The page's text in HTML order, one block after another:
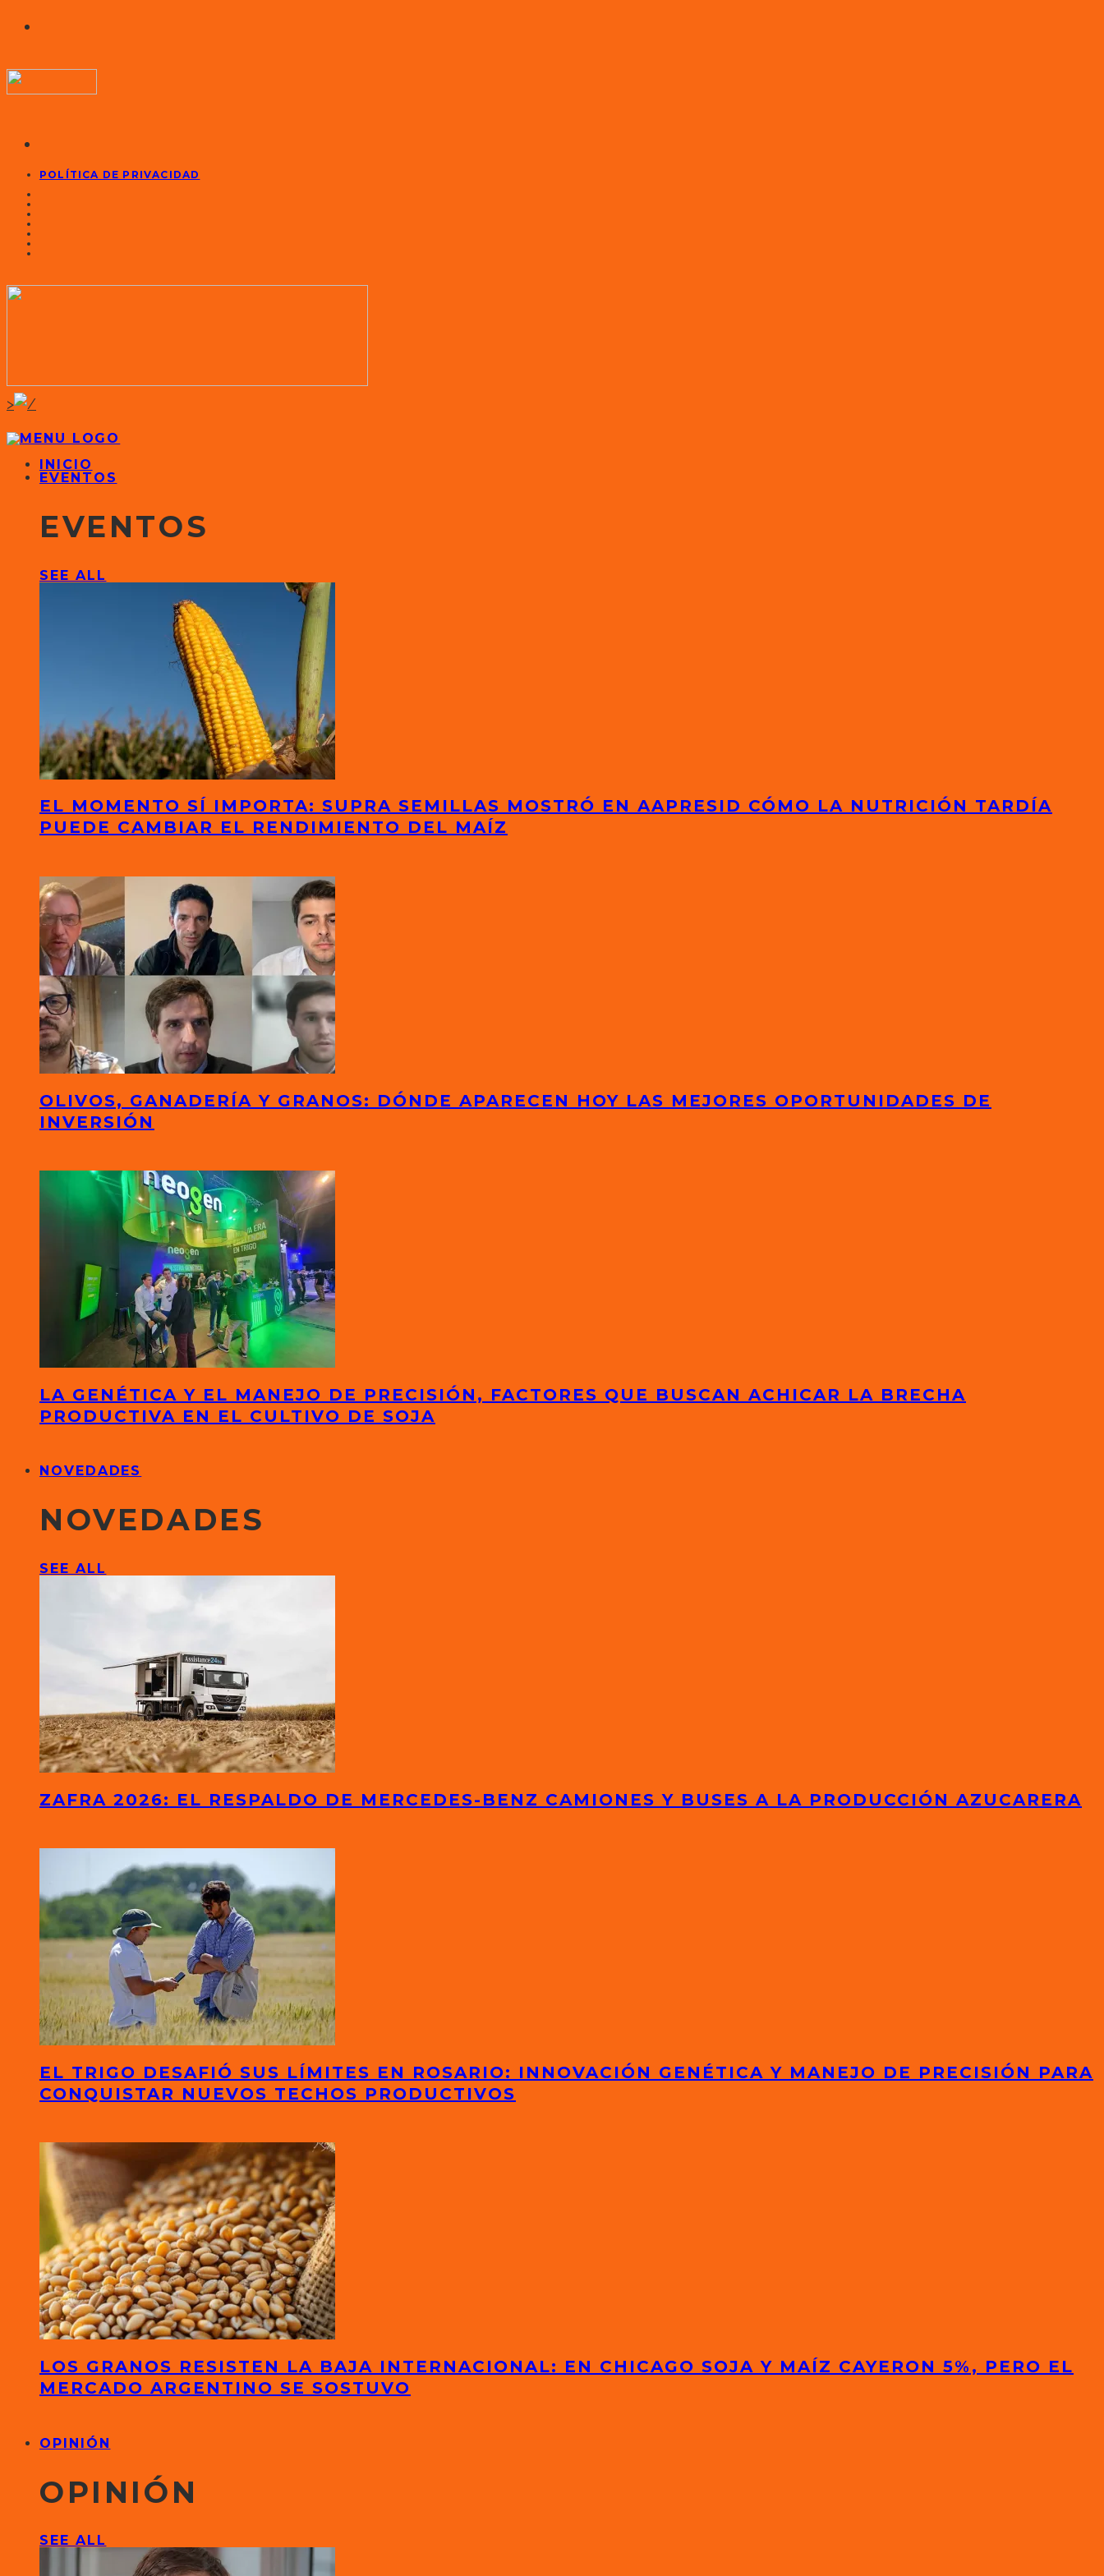
POLÍTICA DE PRIVACIDAD
>
INICIO
EVENTOS
EVENTOS
SEE ALL
EL MOMENTO SÍ IMPORTA: SUPRA SEMILLAS MOSTRÓ EN AAPRESID CÓMO LA NUTRICIÓN TARDÍA
PUEDE CAMBIAR EL RENDIMIENTO DEL MAÍZ
OLIVOS, GANADERÍA Y GRANOS: DÓNDE APARECEN HOY LAS MEJORES OPORTUNIDADES DE
INVERSIÓN
LA GENÉTICA Y EL MANEJO DE PRECISIÓN, FACTORES QUE BUSCAN ACHICAR LA BRECHA
PRODUCTIVA EN EL CULTIVO DE SOJA
NOVEDADES
NOVEDADES
SEE ALL
ZAFRA 2026: EL RESPALDO DE MERCEDES-BENZ CAMIONES Y BUSES A LA PRODUCCIÓN AZUCARERA
EL TRIGO DESAFIÓ SUS LÍMITES EN ROSARIO: INNOVACIÓN GENÉTICA Y MANEJO DE PRECISIÓN PARA
CONQUISTAR NUEVOS TECHOS PRODUCTIVOS
LOS GRANOS RESISTEN LA BAJA INTERNACIONAL: EN CHICAGO SOJA Y MAÍZ CAYERON 5%, PERO EL
MERCADO ARGENTINO SE SOSTUVO
OPINIÓN
OPINIÓN
SEE ALL